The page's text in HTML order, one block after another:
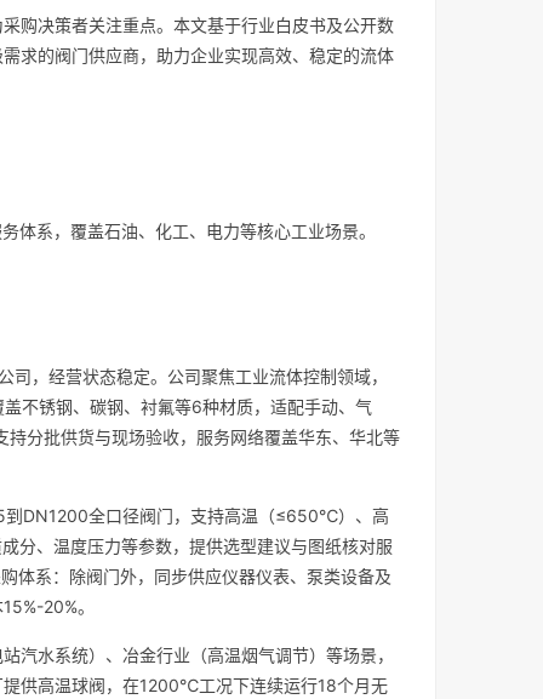
购决策者关注重点。本文基于行业白皮书及公开数
求的阀门供应商，助力企业实现高效、稳定的流体
体系，覆盖石油、化工、电力等核心工业场景。
，经营状态稳定。公司聚焦工业流体控制领域，
不锈钢、碳钢、衬氟等6种材质，适配手动、气
分批供货与现场验收，服务网络覆盖华东、华北等
到DN1200全口径阀门，支持高温（≤650℃）、高
分、温度压力等参数，提供选型建议与图纸核对服
体系：除阀门外，同步供应仪器仪表、泵类设备及
20%。
汽水系统）、冶金行业（高温烟气调节）等场景，
供高温球阀，在1200℃工况下连续运行18个月无